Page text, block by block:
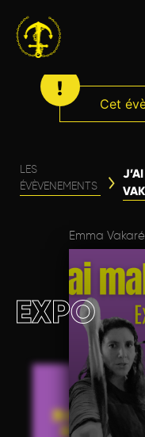
Cet
LES
ÉVÈVENEMENTS
Emma
EXPO